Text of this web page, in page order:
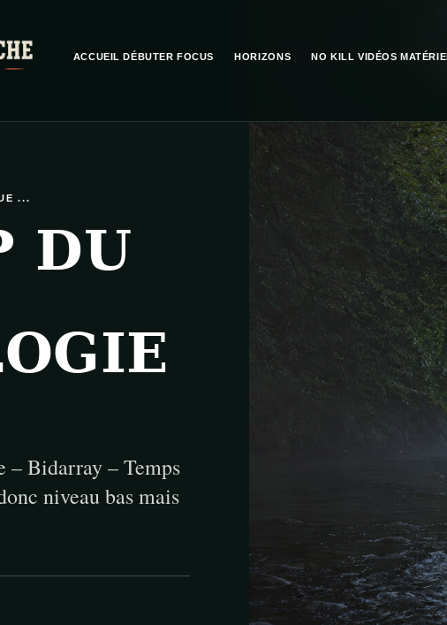
ACCUEIL DÉBUTER FOCUS HORIZONS NO KILL VIDÉOS
...
DU
– Bidarray – Temps
niveau bas mais